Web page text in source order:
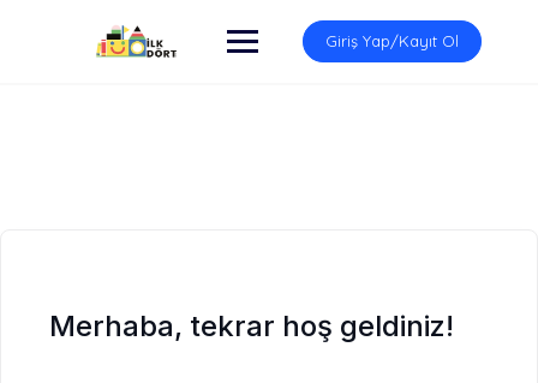
Giriş Yap/Kayıt Ol
Merhaba, tekrar hoş geldiniz!